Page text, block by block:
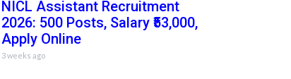
NICL Assistant Recruitment
2026: 500 Posts, Salary ₹53,000,
Apply Online
3 weeks ago